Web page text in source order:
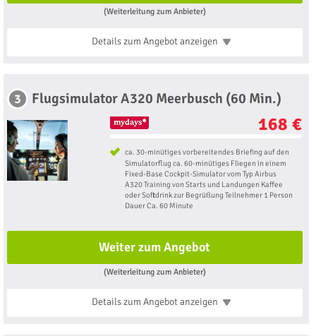
(Weiterleitung zum Anbieter)
Details zum Angebotanzeigen
3 Flugsimulator A320 Meerbusch (60 Min.)
168 €
ca. 30-minütiges vorbereitendes Briefing auf den
Simulatorflug ca. 60-minütiges Fliegen in einem
Fixed-Base Cockpit-Simulator vom Typ Airbus
A320 Training von Starts und Landungen Kaffee
oder Softdrink zur Begrüßung Teilnehmer 1 Person
Dauer Ca. 60 Minute
Weiter zum Angebot
(Weiterleitung zum Anbieter)
Details zum Angebotanzeigen